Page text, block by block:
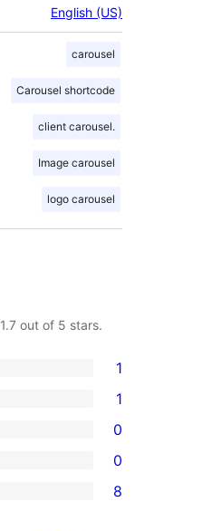
English (US)
carousel
Carousel shortcode
client carousel.
Image carousel
logo carousel
1.7 out of 5 stars.
1
1
0
0
8